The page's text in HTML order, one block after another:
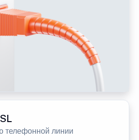
телефонной линии